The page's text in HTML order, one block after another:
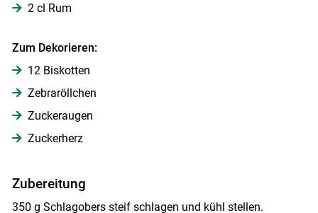
Skip to main content
2 cl Rum
Zum Dekorieren:
12 Biskotten
Zebraröllchen
Zuckeraugen
Zuckerherz
Zubereitung
350 g Schlagobers steif schlagen und kühl stellen.